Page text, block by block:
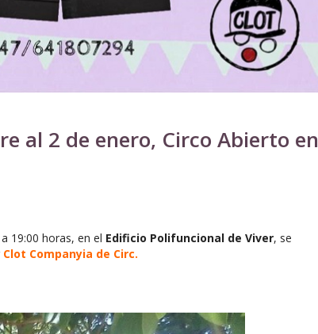
al 2 de enero, Circo Abierto en
19:00 horas, en el Edificio Polifuncional de Viver, se
Clot Companyia de Circ.